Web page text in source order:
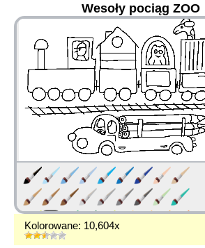
Wesoły pociąg ZOO
Kolorowane: 10,604x